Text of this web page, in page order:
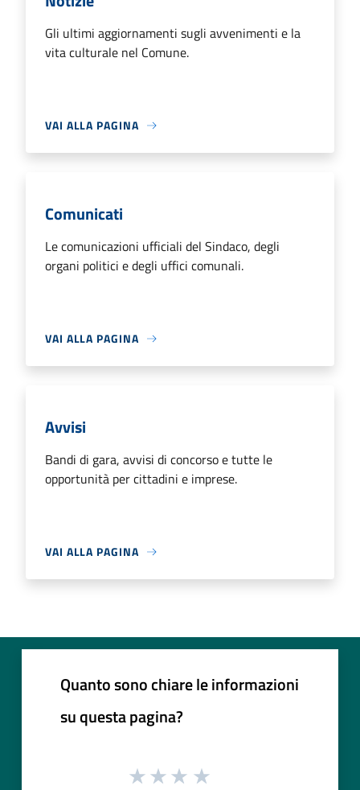
Gli ultimi aggiornamenti sugli avvenimenti e la
vita culturale nel Comune.
VAI ALLA PAGINA
Comunicati
Le comunicazioni ufficiali del Sindaco, degli
organi politici e degli uffici comunali.
VAI ALLA PAGINA
Avvisi
Bandi di gara, avvisi di concorso e tutte le
opportunità per cittadini e imprese.
VAI ALLA PAGINA
Quanto sono chiare le informazioni
su questa pagina?